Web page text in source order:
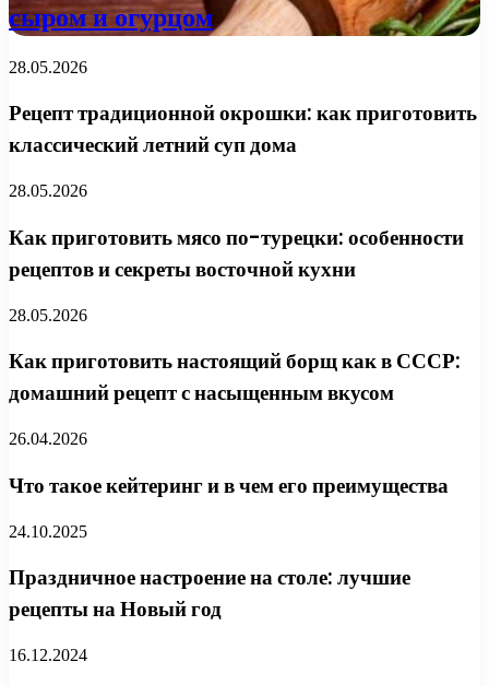
сыром и огурцом
28.05.2026
Рецепт традиционной окрошки: как приготовить
классический летний суп дома
28.05.2026
Как приготовить мясо по-турецки: особенности
рецептов и секреты восточной кухни
28.05.2026
Как приготовить настоящий борщ как в СССР:
домашний рецепт с насыщенным вкусом
26.04.2026
Что такое кейтеринг и в чем его преимущества
24.10.2025
Праздничное настроение на столе: лучшие
рецепты на Новый год
16.12.2024